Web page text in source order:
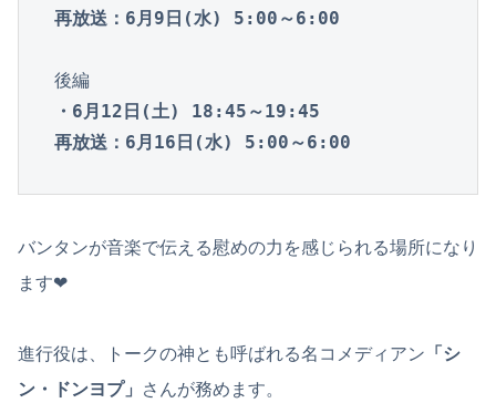
後編
・6月12日(土) 18:45～19:45
再放送：6月16日(水) 5:00～6:00
バンタンが音楽で伝える慰めの力を感じられる場所になり
ます❤︎
進行役は、トークの神とも呼ばれる名コメディアン 「シ
ン・ドンヨプ」
さんが務めます。